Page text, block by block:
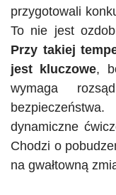
przygotowali
To nie jest
Przy takiej
jest kluczowe,
wymaga
dynamiczne
Chodzi o
na gwałtowną